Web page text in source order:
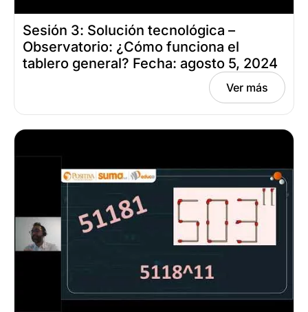
Sesión 3: Solución tecnológica –
Observatorio: ¿Cómo funciona el
tablero general? Fecha: agosto 5, 2024
Ver más